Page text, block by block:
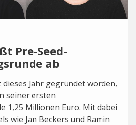
Pre-Seed-
ab
dieses Jahr gegründet worden,
seiner ersten
1,25 Millionen Euro. Mit dabei
wie Jan Beckers und Ramin